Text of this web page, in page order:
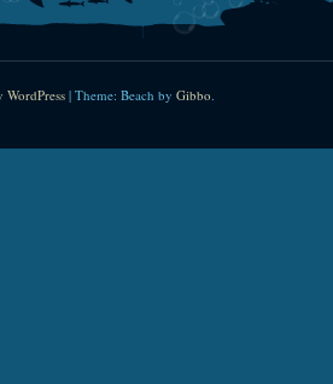
| Theme: Beach by Gibbo.